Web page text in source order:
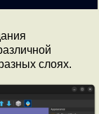
слоях.